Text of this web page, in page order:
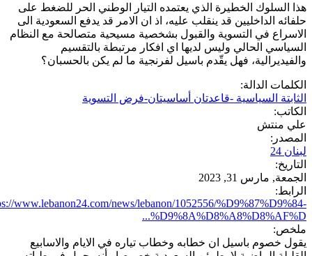
هذا السلوك الخطيرة الذي يعتمده التيار الوطني الحر للضغط على
حلفائه الداخليين قد ينقلب عليه، اذ ان الامر قد يدفع السعودية الى
الاسراع في التسوية والقبول بشخصية مسيحية متصالحة مع النظام
السياسي الحالي وليس لديها اي افكار مرتبطة بالتقسيم
والفيديرالية، فهل يقّدم باسيل لفرنجية ما لم يكن بالحسبان؟
الكلمات الدالة:
الثابتة السياسية -قاعدتان أساسيتان-فرض التسوية
الكاتب:
علي منتش
المصدر:
لبنان 24
التاريخ:
الجمعة, مارس 31, 2023
الرابط:
www.lebanon24.com/news/lebanon/1052556/%D9%87%D9%84-
%D9%8A%D8%A8%D8%AF%D...
ملخص:
يقول خصوم باسيل ان خطابه وخطاب تياره في الايام والاسابيع